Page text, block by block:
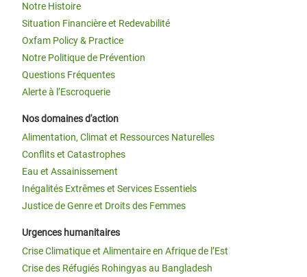
Notre Histoire
Situation Financière et Redevabilité
Oxfam Policy & Practice
Notre Politique de Prévention
Questions Fréquentes
Alerte à l’Escroquerie
Nos domaines d'action
Alimentation, Climat et Ressources Naturelles
Conflits et Catastrophes
Eau et Assainissement
Inégalités Extrêmes et Services Essentiels
Justice de Genre et Droits des Femmes
Urgences humanitaires
Crise Climatique et Alimentaire en Afrique de l’Est
Crise des Réfugiés Rohingyas au Bangladesh